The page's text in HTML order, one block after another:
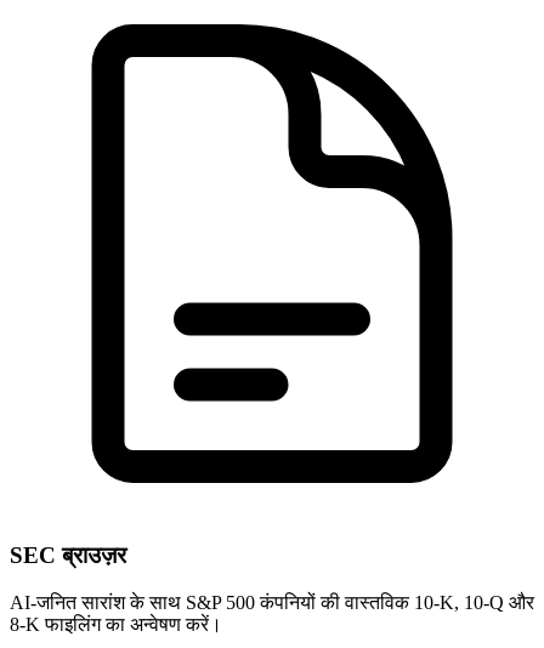
SEC ब्राउज़र
AI-जनित सारांश के साथ S&P 500 कंपनियों की वास्तविक 10-K, 10-Q और
8-K फाइलिंग का अन्वेषण करें।